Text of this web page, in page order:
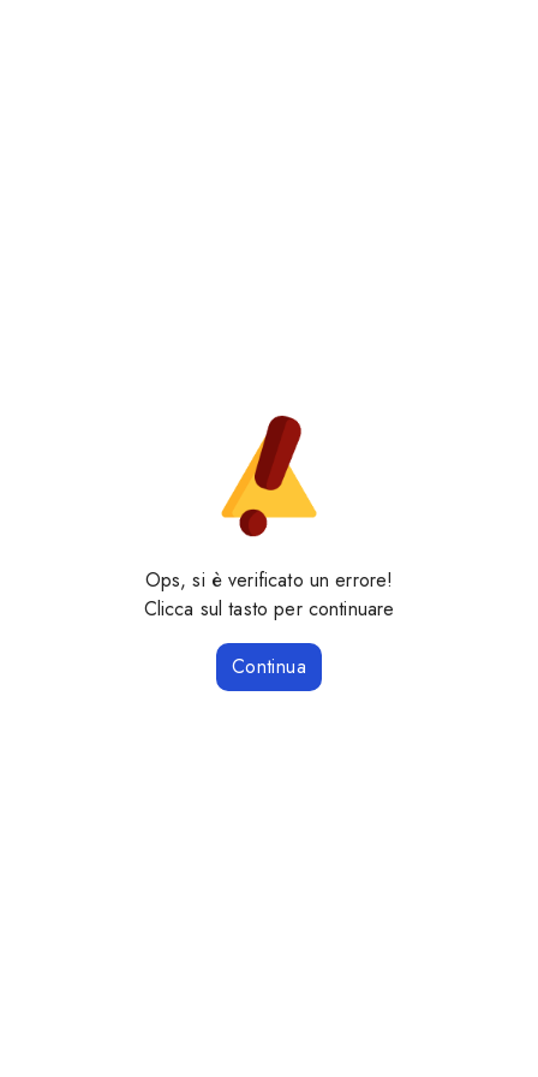
Ops, si è verificato un errore!
Clicca sul tasto per continuare
Continua